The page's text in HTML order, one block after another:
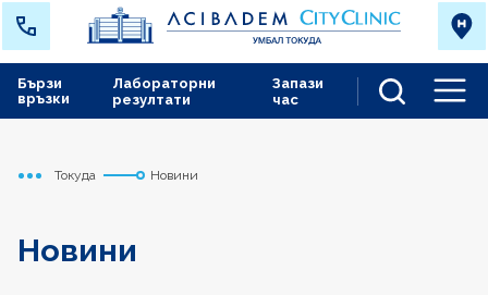
Лабораторни
резултати
Запази
час
Бързи
връзки
Начало
Токуда Новини
Новини